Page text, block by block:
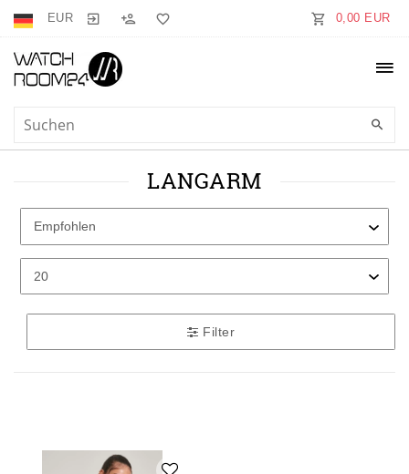
EUR 0,00 EUR
LANGARM
Filter